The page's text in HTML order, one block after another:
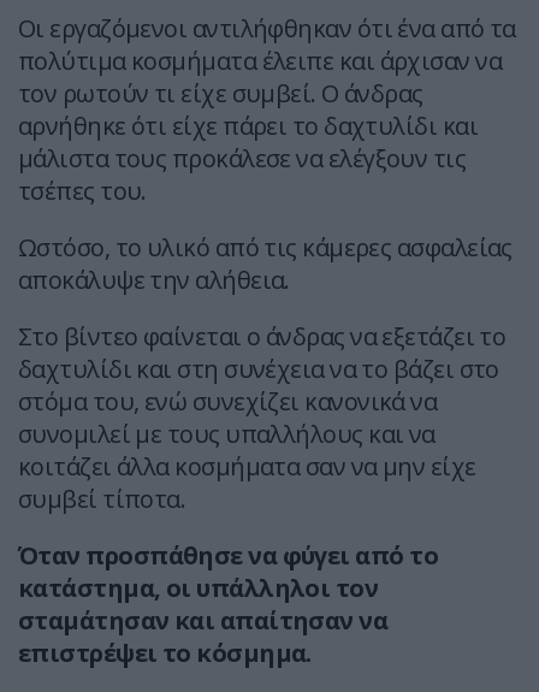
Οι εργαζόμενοι αντιλήφθηκαν ότι ένα από τα
πολύτιμα κοσμήματα έλειπε και άρχισαν να
τον ρωτούν τι είχε συμβεί. Ο άνδρας
αρνήθηκε ότι είχε πάρει το δαχτυλίδι και
μάλιστα τους προκάλεσε να ελέγξουν τις
τσέπες του.
Ωστόσο, το υλικό από τις κάμερες ασφαλείας
αποκάλυψε την αλήθεια.
Στο βίντεο φαίνεται ο άνδρας να εξετάζει το
δαχτυλίδι και στη συνέχεια να το βάζει στο
στόμα του, ενώ συνεχίζει κανονικά να
συνομιλεί με τους υπαλλήλους και να
κοιτάζει άλλα κοσμήματα σαν να μην είχε
συμβεί τίποτα.
Όταν προσπάθησε να φύγει από το
κατάστημα, οι υπάλληλοι τον
σταμάτησαν και απαίτησαν να
επιστρέψει το κόσμημα.